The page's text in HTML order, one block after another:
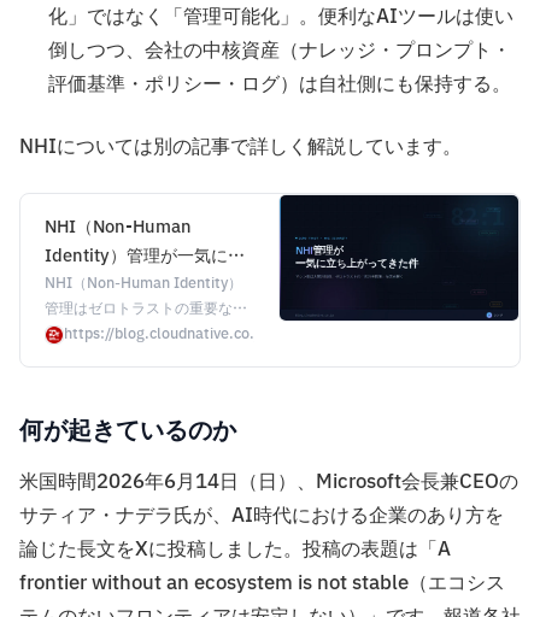
化」ではなく「管理可能化」。便利なAIツールは使い
倒しつつ、会社の中核資産（ナレッジ・プロンプト・
評価基準・ポリシー・ログ）は自社側にも保持する。
NHIについては別の記事で詳しく解説しています。
NHI（Non-Human
Identity）管理が一気に立
ち上がってきた件 |
CloudNative BLOGs
NHI（Non-Human Identity）
管理はゼロトラストの重要な課
題です。企業内のマシンアイデ
https://blog.cloudnative.co.jp/articles/nhi-non-human-identity-
何が起きているのか
米国時間2026年6月14日（日）、Microsoft会長兼CEOの
サティア・ナデラ氏が、AI時代における企業のあり方を
論じた長文をXに投稿しました。投稿の表題は「A
frontier without an ecosystem is not stable（エコシス